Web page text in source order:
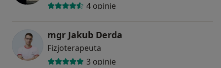
4 opinie
mgr Jakub Derda
Fizjoterapeuta
3 opinie